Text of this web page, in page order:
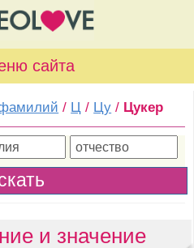
сайта
/ Ц / Цу / Цукер
и значение